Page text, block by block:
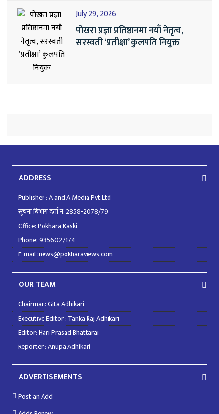
July 29, 2026
पोखरा प्रज्ञा प्रतिष्ठानमा नयाँ नेतृत्व,
सरस्वती ‘प्रतीक्षा’ कुलपति नियुक्त
ADDRESS
Publisher : A and A Media Pvt.Ltd
सूचना बिभाग दर्ता नं: 2858-2078/79
Office: Pokhara Kaski
Phone: 9856027174
E-mail :news@pokharaviews.com
OUR TEAM
Chairman: Gita Adhikari
Executive Editor : Tanka Raj Adhikari
Editor: Hari Prasad Bhattarai
Reporter : Anupa Adhikari
ADVERTISEMENTS
Post an Add